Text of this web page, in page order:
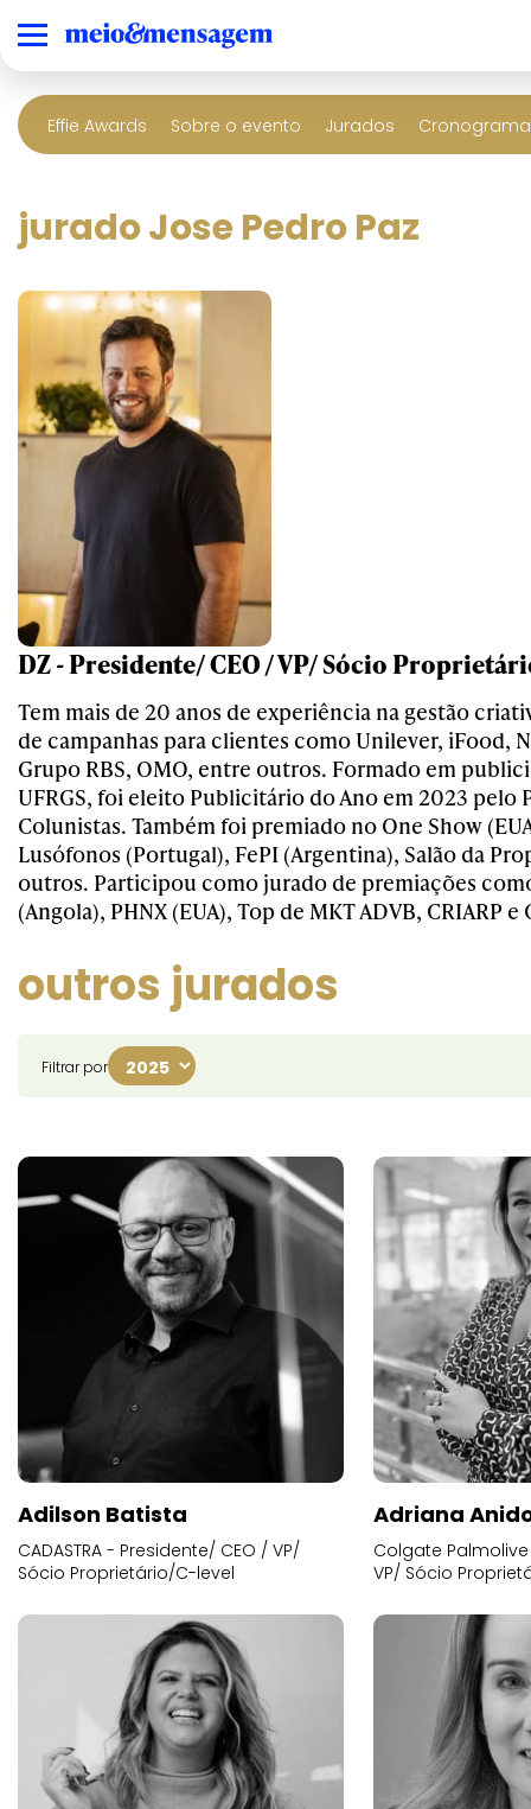
Effie Awards Sobre o evento Jurados
jurado Jose Pedro Paz
DZ - Presidente/ CEO / VP/ Sócio
Tem mais de 20 anos de experiência na gestão
de campanhas para clientes como Unilever, iFood,
Grupo RBS, OMO, entre outros. Formado em
UFRGS, foi eleito Publicitário do Ano em 2023 pelo
Colunistas. Também foi premiado no One Show
Lusófonos (Portugal), FePI (Argentina), Salão da
outros. Participou como jurado de premiações
(Angola), PHNX (EUA), Top de MKT ADVB, CRIARP
outros jurados
Filtrar por
Adilson Batista
CADASTRA - Presidente/ CEO / VP/
Sócio Proprietário/C-level
Adriana
Colgate
VP/ Sócio